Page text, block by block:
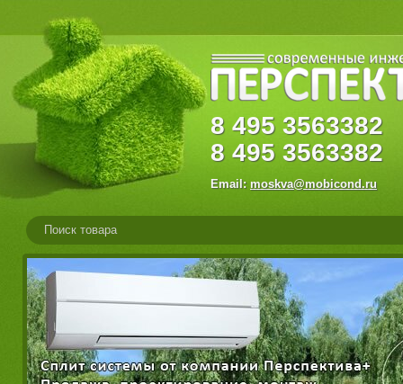
8 495
8 495 3563382
Email: moskva@mobicond.ru